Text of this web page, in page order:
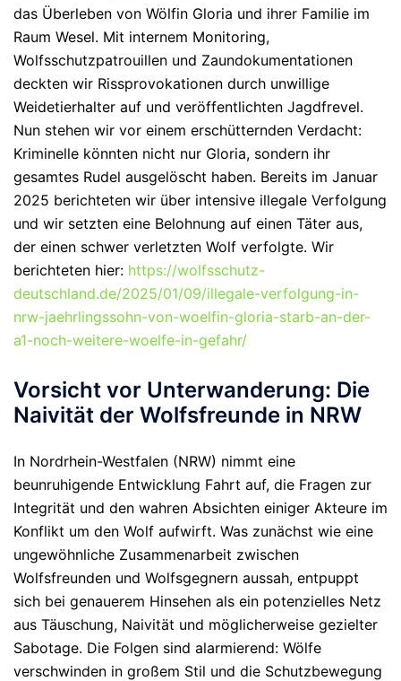
das Überleben von Wölfin Gloria und ihrer Familie im
Raum Wesel. Mit internem Monitoring,
Wolfsschutzpatrouillen und Zaundokumentationen
deckten wir Rissprovokationen durch unwillige
Weidetierhalter auf und veröffentlichten Jagdfrevel.
Nun stehen wir vor einem erschütternden Verdacht:
Kriminelle könnten nicht nur Gloria, sondern ihr
gesamtes Rudel ausgelöscht haben. Bereits im Januar
2025 berichteten wir über intensive illegale Verfolgung
und wir setzten eine Belohnung auf einen Täter aus,
der einen schwer verletzten Wolf verfolgte. Wir
berichteten hier: https://wolfsschutz-
deutschland.de/2025/01/09/illegale-verfolgung-in-
nrw-jaehrlingssohn-von-woelfin-gloria-starb-an-der-
a1-noch-weitere-woelfe-in-gefahr/
Vorsicht vor Unterwanderung: Die
Naivität der Wolfsfreunde in NRW
In Nordrhein-Westfalen (NRW) nimmt eine
beunruhigende Entwicklung Fahrt auf, die Fragen zur
Integrität und den wahren Absichten einiger Akteure im
Konflikt um den Wolf aufwirft. Was zunächst wie eine
ungewöhnliche Zusammenarbeit zwischen
Wolfsfreunden und Wolfsgegnern aussah, entpuppt
sich bei genauerem Hinsehen als ein potenzielles Netz
aus Täuschung, Naivität und möglicherweise gezielter
Sabotage. Die Folgen sind alarmierend: Wölfe
verschwinden in großem Stil und die Schutzbewegung